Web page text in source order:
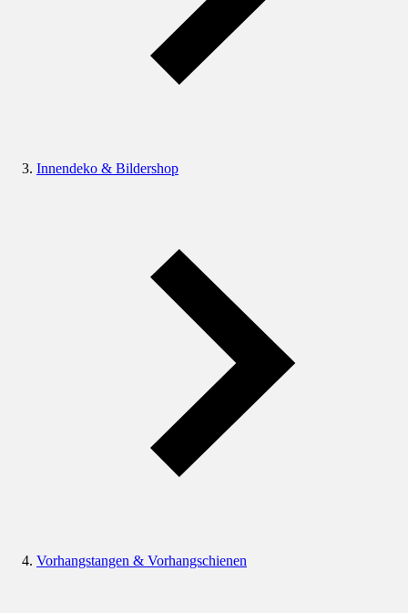
Innendeko & Bildershop
Vorhangstangen & Vorhangschienen